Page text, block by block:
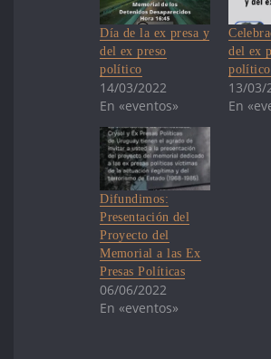
Día de la ex presa y
del ex preso
político
14/03/2022
En «eventos»
del ex
político
13/03/
En
Difundimos:
Presentación del
Proyecto del
Memorial a las Ex
Presas Políticas
06/06/2022
En «eventos»